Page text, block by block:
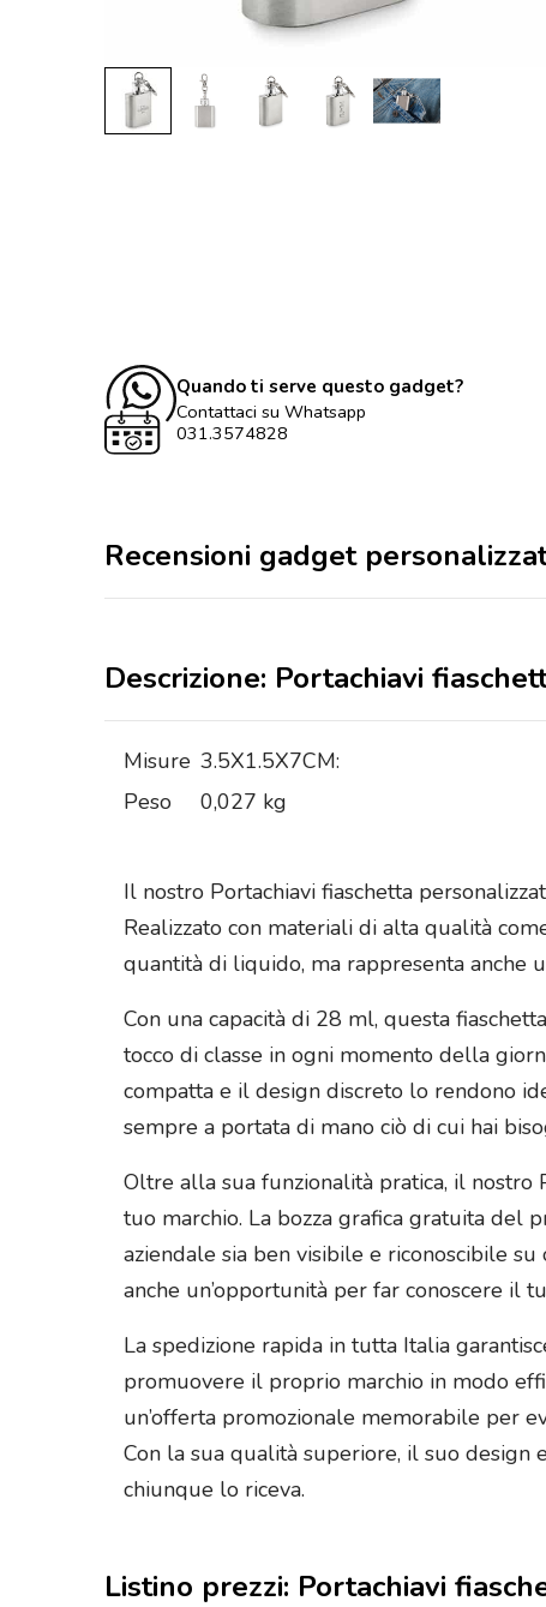
Quando ti serve questo gadget?
Contattaci su Whatsapp
031.3574828
Recensioni gadget
Descrizione: Portachiavi
Misure 3.5X1.5X7CM:
Peso
0,027 kg
Il nostro Portachiavi fiaschetta
Realizzato con materiali di alta qualità
quantità di liquido, ma rappresenta anche
Con una capacità di 28 ml, questa
tocco di classe in ogni momento della
compatta e il design discreto lo rendono
sempre a portata di mano ciò di cui hai
Oltre alla sua funzionalità pratica, il nostro
tuo marchio. La bozza grafica gratuita del
aziendale sia ben visibile e riconoscibile
anche un’opportunità per far conoscere il
La spedizione rapida in tutta Italia
promuovere il proprio marchio in modo
un’offerta promozionale memorabile per
Con la sua qualità superiore, il suo design
chiunque lo riceva.
Listino prezzi: Portachiavi